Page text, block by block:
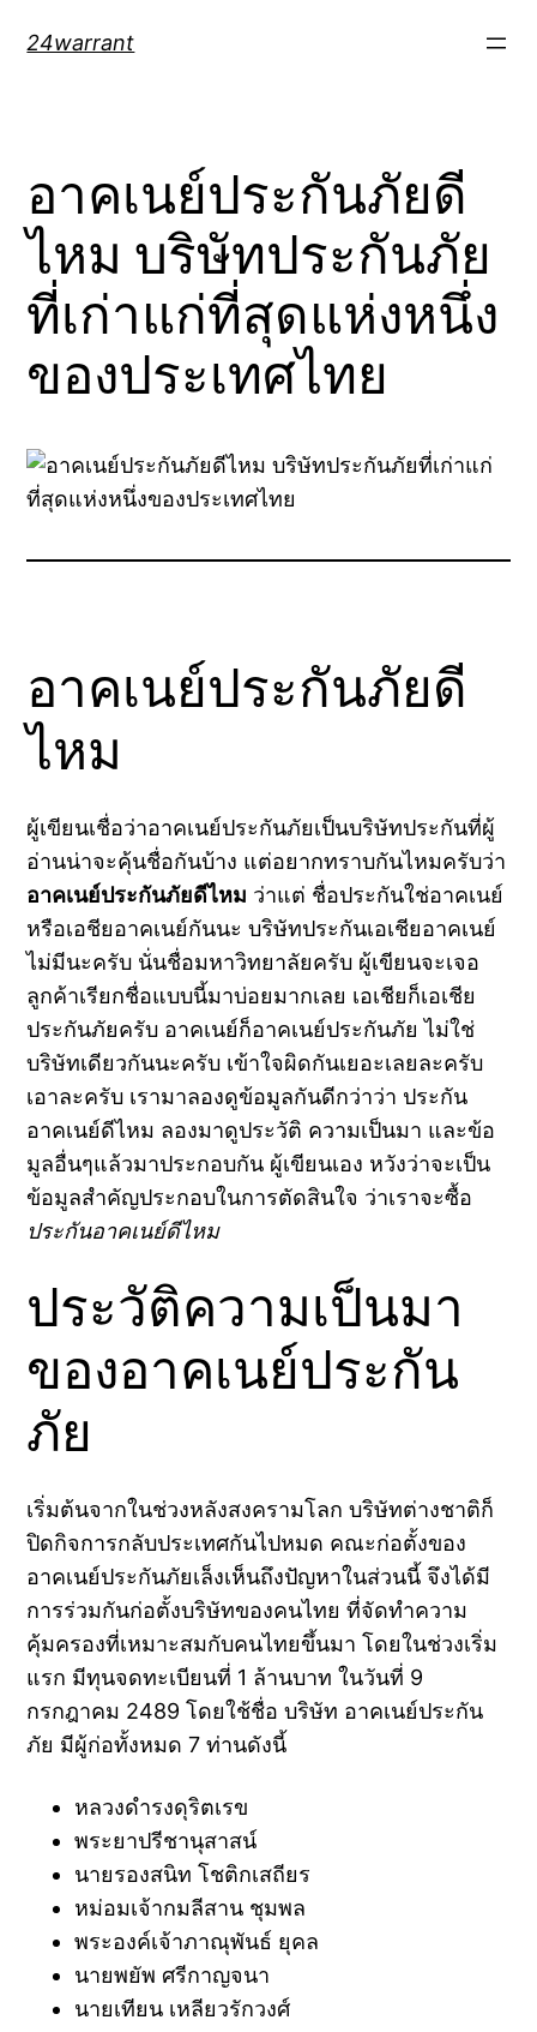
24warrant
อาคเนย์ประกันภัยดี
ไหม บริษัทประกันภัย
ที่เก่าแก่ที่สุดแห่งหนึ่ง
ของประเทศไทย
อาคเนย์ประกันภัยดี
ไหม
ผู้เขียนเชื่อว่าอาคเนย์ประกันภัยเป็นบริษัทประกันที่ผู้
อ่านน่าจะคุ้นชื่อกันบ้าง แต่อยากทราบกันไหมครับว่า
อาคเนย์ประกันภัยดีไหม ว่าแต่ ชื่อประกันใช่อาคเนย์
หรือเอชียอาคเนย์กันนะ บริษัทประกันเอเชียอาคเนย์
ไม่มีนะครับ นั่นชื่อมหาวิทยาลัยครับ ผู้เขียนจะเจอ
ลูกค้าเรียกชื่อแบบนี้มาบ่อยมากเลย เอเชียก็เอเชีย
ประกันภัยครับ อาคเนย์ก็อาคเนย์ประกันภัย ไม่ใช่
บริษัทเดียวกันนะครับ เข้าใจผิดกันเยอะเลยละครับ
เอาละครับ เรามาลองดูข้อมูลกันดีกว่าว่า ประกัน
อาคเนย์ดีไหม ลองมาดูประวัติ ความเป็นมา และข้อ
มูลอื่นๆแล้วมาประกอบกัน ผู้เขียนเอง หวังว่าจะเป็น
ข้อมูลสำคัญประกอบในการตัดสินใจ ว่าเราจะซื้อ
ประกันอาคเนย์ดีไหม
ประวัติความเป็นมา
ของอาคเนย์ประกัน
ภัย
เริ่มต้นจากในช่วงหลังสงครามโลก บริษัทต่างชาติก็
ปิดกิจการกลับประเทศกันไปหมด คณะก่อตั้งของ
อาคเนย์ประกันภัยเล็งเห็นถึงปัญหาในส่วนนี้ จึงได้มี
การร่วมกันก่อตั้งบริษัทของคนไทย ที่จัดทำความ
คุ้มครองที่เหมาะสมกับคนไทยขึ้นมา โดยในช่วงเริ่ม
แรก มีทุนจดทะเบียนที่ 1 ล้านบาท ในวันที่ 9
กรกฎาคม 2489 โดยใช้ชื่อ บริษัท อาคเนย์ประกัน
ภัย มีผู้ก่อทั้งหมด 7 ท่านดังนี้
หลวงดำรงดุริตเรข
พระยาปรีชานุสาสน์
นายรองสนิท โชติกเสถียร
หม่อมเจ้ากมลีสาน ชุมพล
พระองค์เจ้าภาณุพันธ์ ยุคล
นายพยัพ ศรีกาญจนา
นายเทียน เหลียวรักวงศ์